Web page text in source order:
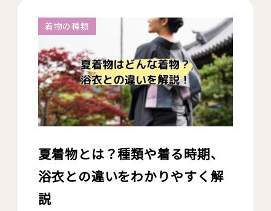
着物の種類
夏着物とは？種類や着る時期、
浴衣との違いをわかりやすく解
説